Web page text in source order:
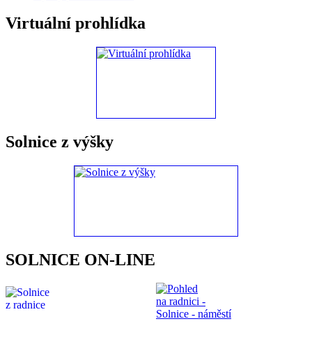
Virtuální prohlídka
Solnice z výšky
SOLNICE ON-LINE